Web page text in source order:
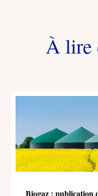
À lire
Biogaz : publication